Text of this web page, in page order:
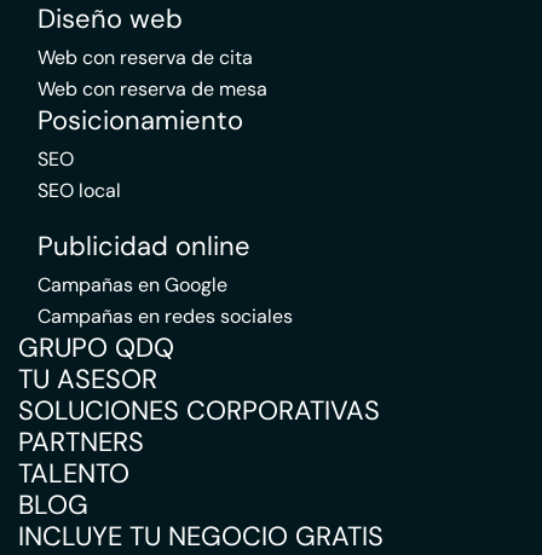
Diseño web
Web con reserva de cita
Web con reserva de mesa
Posicionamiento
SEO
SEO local
Publicidad online
Campañas en Google
Campañas en redes sociales
GRUPO QDQ
TU ASESOR
SOLUCIONES CORPORATIVAS
PARTNERS
TALENTO
BLOG
INCLUYE TU NEGOCIO GRATIS